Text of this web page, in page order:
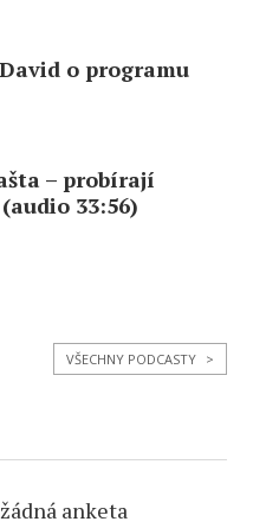
o programu
– probírají
33:56)
VŠECHNY PODCASTY >
anketa